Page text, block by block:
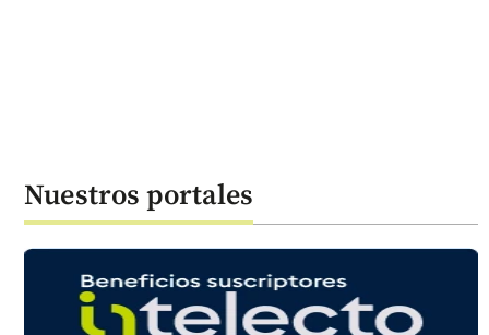
Nuestros portales